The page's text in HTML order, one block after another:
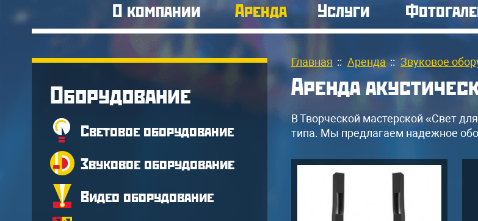
О компании Аренда Услуги
Оборудование
Световое оборудование
Звуковое оборудование
Видео оборудование
Главная :: Аренда :: Звуковое
Аренда
В Творческой мастерской «Свет
типа. Мы предлагаем надежное